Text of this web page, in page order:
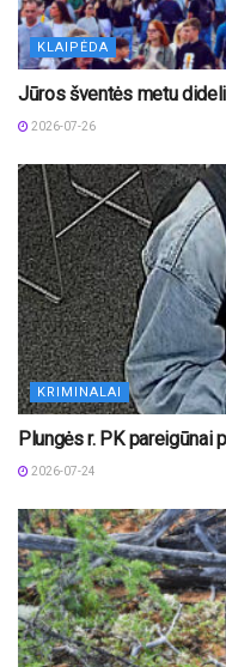
KLAIPĖDA
Jūros šventės metu
2026-07-26
KRIMINALAI
Plungės r. PK pareigūnai
2026-07-24